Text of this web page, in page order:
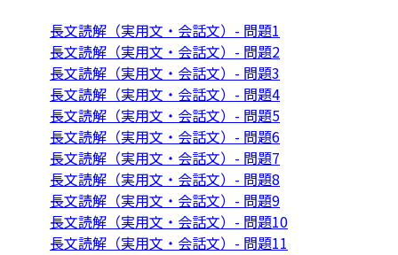
長文読解（実用文・会話文）- 問題1
長文読解（実用文・会話文）- 問題2
長文読解（実用文・会話文）- 問題3
長文読解（実用文・会話文）- 問題4
長文読解（実用文・会話文）- 問題5
長文読解（実用文・会話文）- 問題6
長文読解（実用文・会話文）- 問題7
長文読解（実用文・会話文）- 問題8
長文読解（実用文・会話文）- 問題9
長文読解（実用文・会話文）- 問題10
長文読解（実用文・会話文）- 問題11